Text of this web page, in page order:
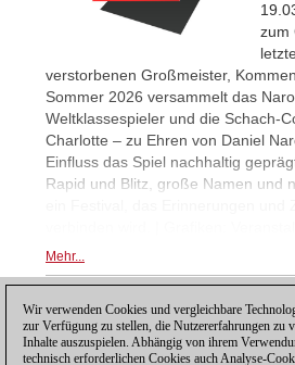
zum
verstorbenen Großmeister,
Sommer 2026 versammelt das
Weltklassespieler und die Schach-
Charlotte – zu Ehren von Daniel
Einfluss das Spiel nachhaltig
Rapid und Blitz, große Namen und
Mehr...
1
Wir verwenden Cookies und vergleichbare
zur Verfügung zu stellen, die Nutzererfahrungen zu
Inhalte auszuspielen. Abhängig von ihrem
technisch erforderlichen Cookies auch Analyse-